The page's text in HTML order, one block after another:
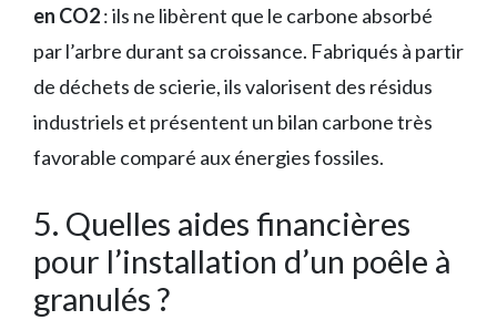
en CO2: ils ne libèrent que le carbone absorbé
par l’arbre durant sa croissance. Fabriqués à partir
de déchets de scierie, ils valorisent des résidus
industriels et présentent un bilan carbone très
favorable comparé aux énergies fossiles.
5. Quelles aides financières
pour l’installation d’un poêle à
granulés ?